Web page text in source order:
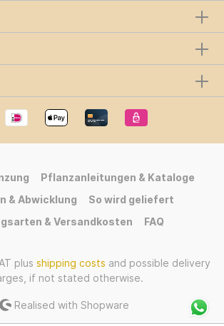
Pflanzanleitungen & Kataloge
& Abwicklung
So wird geliefert
& Versandkosten
FAQ
plus shipping costs and possible delivery
if not stated otherwise.
Realised with Shopware